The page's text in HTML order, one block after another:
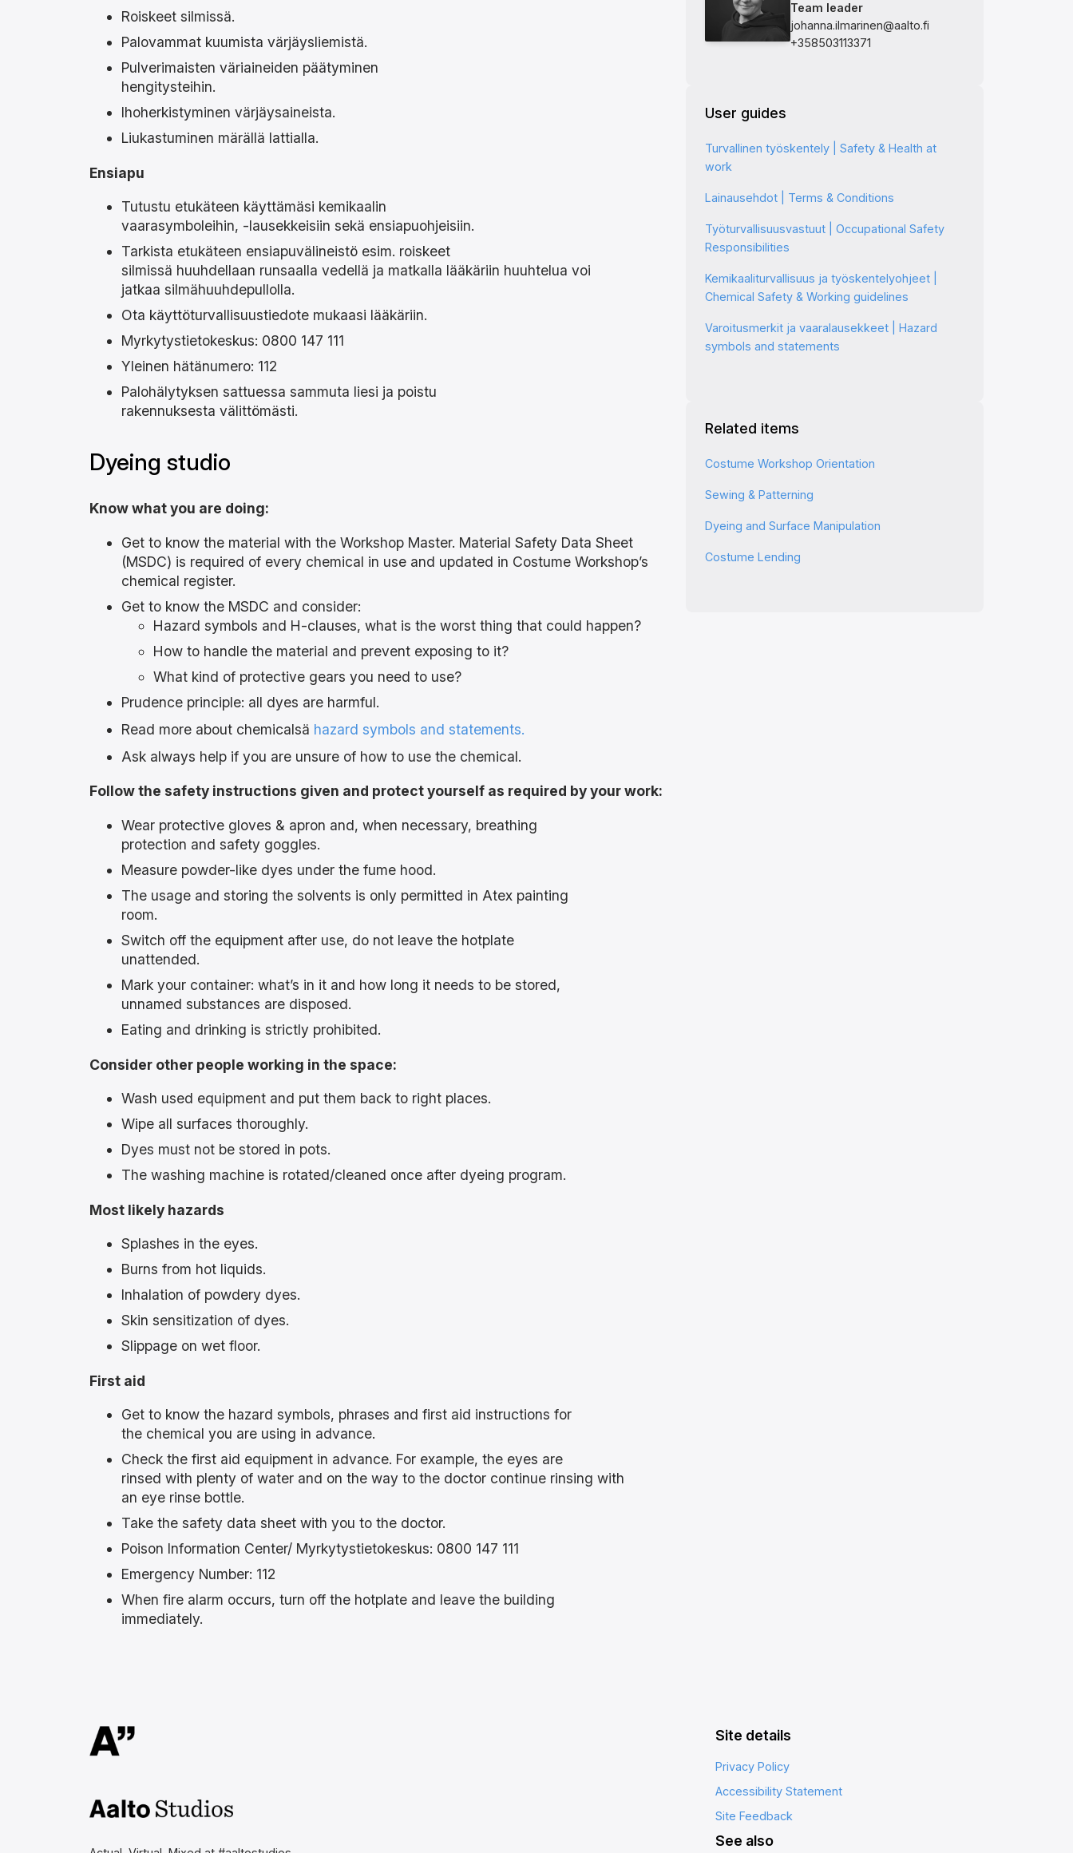
Roiskeet silmissä.
Palovammat kuumista värjäysliemistä.
Pulverimaisten väriaineiden päätyminen
hengitysteihin.
Ihoherkistyminen värjäysaineista.
Liukastuminen märällä lattialla.
Ensiapu
Tutustu etukäteen käyttämäsi kemikaalin
vaarasymboleihin, -lausekkeisiin sekä ensiapuohjeisiin.
Tarkista etukäteen ensiapuvälineistö esim. roiskeet
silmissä huuhdellaan runsaalla vedellä ja matkalla lääkäriin huuhtelua voi
jatkaa silmähuuhdepullolla.
Ota käyttöturvallisuustiedote mukaasi lääkäriin.
Myrkytystietokeskus: 0800 147 111
Yleinen hätänumero: 112
Palohälytyksen sattuessa sammuta liesi ja poistu
rakennuksesta välittömästi.
Dyeing studio
Know what you are doing:
Get to know the material with the Workshop Master. Material Safety Data Sheet
(MSDC) is required of every chemical in use and updated in Costume Workshop’s
chemical register.
Get to know the MSDC and consider:
Hazard symbols and H-clauses, what is the worst thing that could happen?
How to handle the material and prevent exposing to it?
What kind of protective gears you need to use?
Prudence principle: all dyes are harmful.
Read more about chemicalsä hazard symbols and statements.
Ask always help if you are unsure of how to use the chemical.
Follow the safety instructions given and protect yourself as required by your work:
Wear protective gloves & apron and, when necessary, breathing
protection and safety goggles.
Measure powder-like dyes under the fume hood.
The usage and storing the solvents is only permitted in Atex painting
room.
Switch off the equipment after use, do not leave the hotplate
unattended.
Mark your container: what’s in it and how long it needs to be stored,
unnamed substances are disposed.
Eating and drinking is strictly prohibited.
Consider other people working in the space:
Wash used equipment and put them back to right places.
Wipe all surfaces thoroughly.
Dyes must not be stored in pots.
The washing machine is rotated/cleaned once after dyeing program.
Most likely hazards
Splashes in the eyes.
Burns from hot liquids.
Inhalation of powdery dyes.
Skin sensitization of dyes.
Slippage on wet floor.
First aid
Get to know the hazard symbols, phrases and first aid instructions for
the chemical you are using in advance.
Check the first aid equipment in advance. For example, the eyes are
rinsed with plenty of water and on the way to the doctor continue rinsing with
an eye rinse bottle.
Take the safety data sheet with you to the doctor.
Poison Information Center/ Myrkytystietokeskus: 0800 147 111
Emergency Number: 112
When fire alarm occurs, turn off the hotplate and leave the building
immediately.
Team leader
johanna.ilmarinen@aalto.fi
+358503113371
User guides
Turvallinen työskentely | Safety & Health at
work
Lainausehdot | Terms & Conditions
Työturvallisuusvastuut | Occupational Safety
Responsibilities
Kemikaaliturvallisuus ja työskentelyohjeet |
Chemical Safety & Working guidelines
Varoitusmerkit ja vaaralausekkeet | Hazard
symbols and statements
Related items
Costume Workshop Orientation
Sewing & Patterning
Dyeing and Surface Manipulation
Costume Lending
Aalto Studios at Aalto
Site details
Privacy Policy
Accessibility Statement
Site Feedback
See also